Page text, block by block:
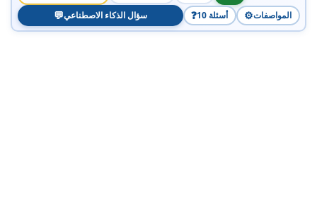
💬سؤال الذكاء الاصطناعي ❓ 10 أسئلة ⚙️المواصفات